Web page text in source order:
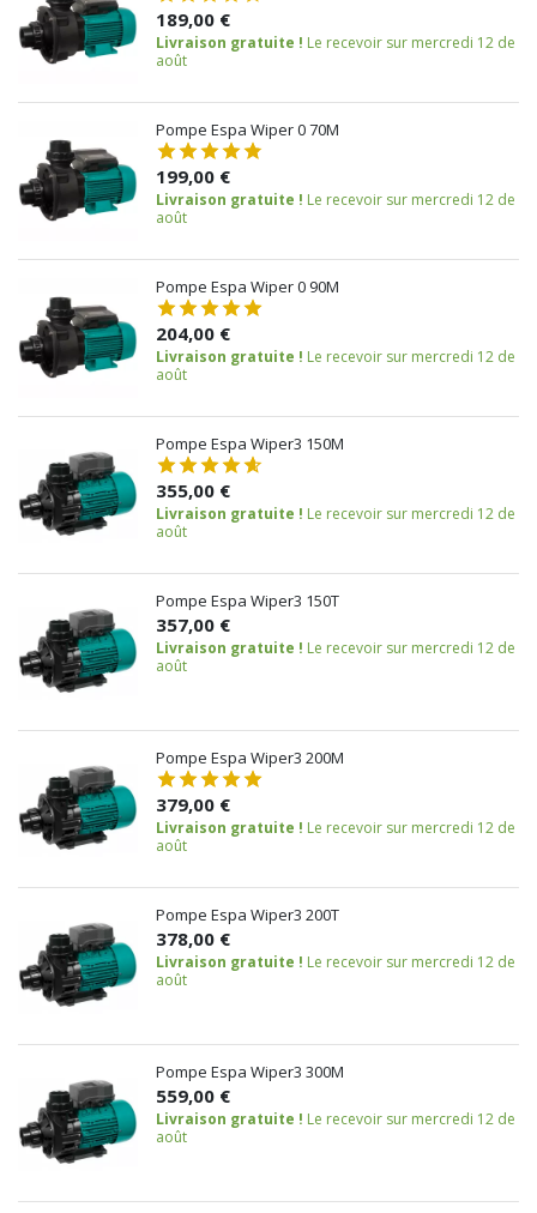
189,00 €
Livraison gratuite ! Le recevoir sur mercredi 12 de
août
Pompe Espa Wiper 0 70M
199,00 €
Livraison gratuite ! Le recevoir sur mercredi 12 de
août
Pompe Espa Wiper 0 90M
204,00 €
Livraison gratuite ! Le recevoir sur mercredi 12 de
août
Pompe Espa Wiper3 150M
355,00 €
Livraison gratuite ! Le recevoir sur mercredi 12 de
août
Pompe Espa Wiper3 150T
357,00 €
Livraison gratuite ! Le recevoir sur mercredi 12 de
août
Pompe Espa Wiper3 200M
379,00 €
Livraison gratuite ! Le recevoir sur mercredi 12 de
août
Pompe Espa Wiper3 200T
378,00 €
Livraison gratuite ! Le recevoir sur mercredi 12 de
août
Pompe Espa Wiper3 300M
559,00 €
Livraison gratuite ! Le recevoir sur mercredi 12 de
août